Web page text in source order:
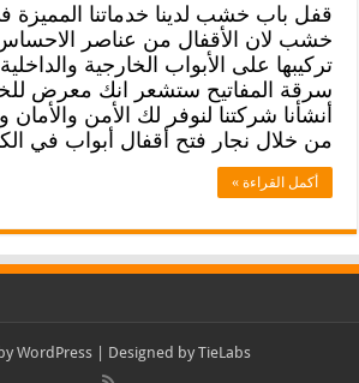
قفل باب خشب لدينا خدماتنا
خشب لان الأقفال من عناصر الاحساس
تركيبها على الأبواب الخارجية
سرقة المفاتيح ستشعر انك معرض
أنشأنا شركتنا لنوفر لك الأمن والأمان
من خلال نجار فتح أقفال أبواب في
أكمل القراءة »
WordPress| Designed by TieLabs